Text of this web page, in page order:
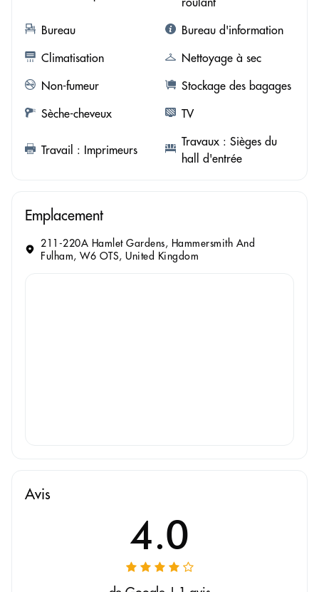
Bureau
Bureau d'information
Climatisation
Nettoyage à sec
Non-fumeur
Stockage des bagages
Sèche-cheveux
TV
Travail : Imprimeurs
Travaux : Sièges du
hall d'entrée
Emplacement
211-220A Hamlet Gardens, Hammersmith And
Fulham, W6 OTS, United Kingdom
Avis
4.0